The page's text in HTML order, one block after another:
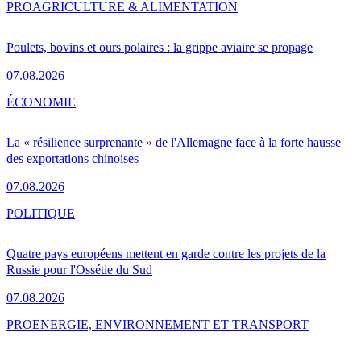
Poulets, bovins et ours polaires : la grippe aviaire se propage
07.08.2026
PROAGRICULTURE & ALIMENTATION
La « résilience surprenante » de l'Allemagne face à la forte hausse
des exportations chinoises
07.08.2026
ÉCONOMIE
Quatre pays européens mettent en garde contre les projets de la
Russie pour l'Ossétie du Sud
07.08.2026
POLITIQUE
PROENERGIE, ENVIRONNEMENT ET TRANSPORT